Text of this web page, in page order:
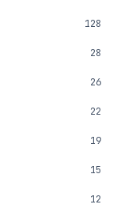
128
28
26
22
19
15
12